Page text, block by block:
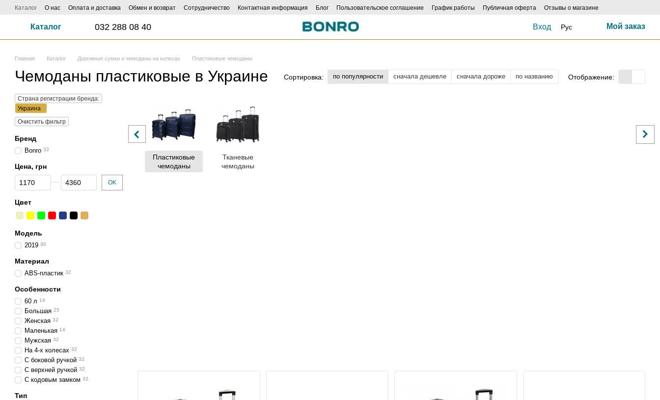
Перейти к основному контенту
Каталог О нас Оплата и доставка Обмен и возврат Сотрудничество Контактная информация Блог Пользовательское соглашение График работы Публичная оферта
Отзывы о магазине
Каталог 032 288 08 40 Вход Рус Мой заказ
Главная Каталог Дорожные сумки и чемоданы на колесах Пластиковые чемоданы
Чемоданы пластиковые в Украине Сортировка: по популярности сначала дешевле сначала дороже по названию Отображение:
Пластиковые
чемоданы
Тканевые
чемоданы
Страна регистрации бренда:
Украина
Очистить фильтр
Бренд
Bonro 32
Цена, грн
От Цена, грн
До Цена, грн OK
Цвет
Модель
2019 30
Материал
ABS-пластик 32
Особенности
60 л 14
Большая 25
Женская 32
Маленькая 14
Мужская 32
На 4-х колесах 32
С боковой ручкой 32
С верхней ручкой 32
С кодовым замком 32
Тип